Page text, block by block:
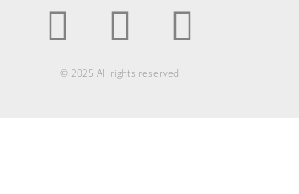
© 2025 All rights reserved